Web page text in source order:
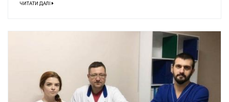
ЧИТАТИ ДАЛІ